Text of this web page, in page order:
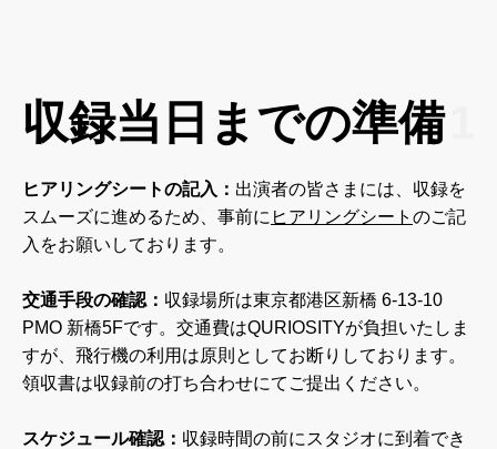
収録当日までの準備
ヒアリングシートの記入： 出演者の皆さまには、収録を
スムーズに進めるため、事前に ヒアリングシート のご記
入をお願いしております。
交通手段の確認： 収録場所は東京都港区新橋 6-13-10
PMO 新橋5Fです。交通費はQURIOSITYが負担いたしま
すが、飛行機の利用は原則としてお断りしております。
領収書は収録前の打ち合わせにてご提出ください。
スケジュール確認： 収録時間の前にスタジオに到着でき